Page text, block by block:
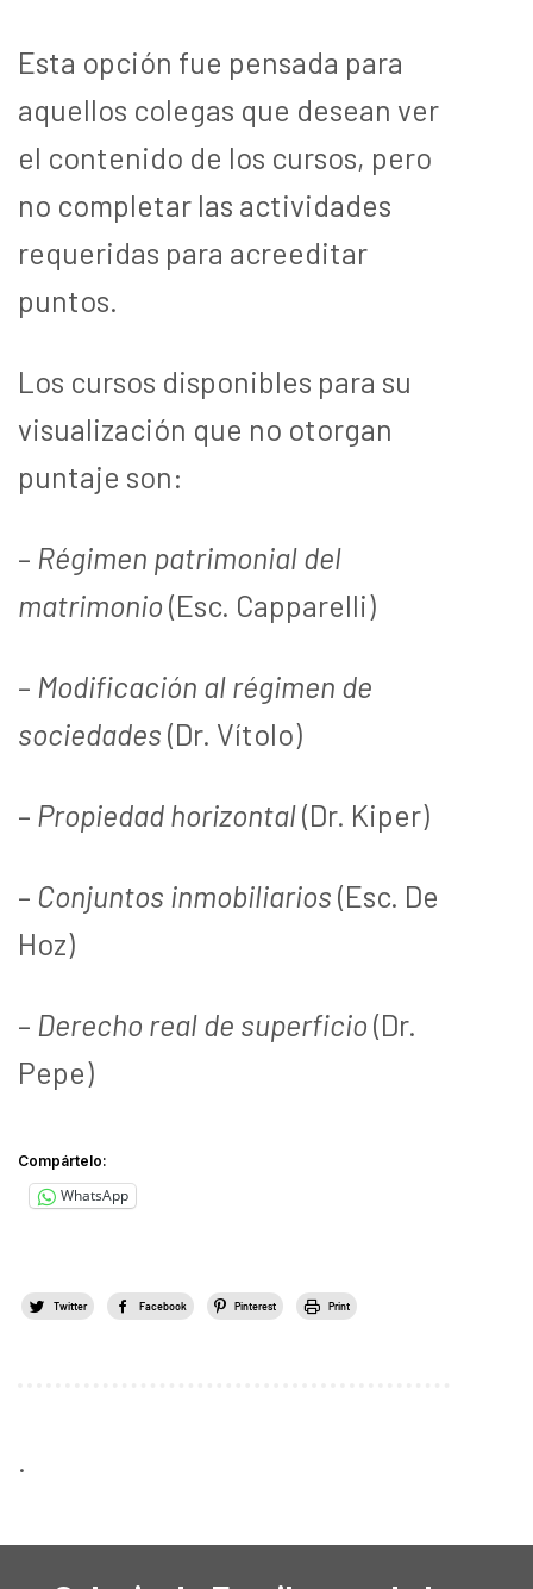
Esta opción fue pensada para
aquellos colegas que desean ver
el contenido de los cursos, pero
no completar las actividades
requeridas para acreeditar
puntos.
Los cursos disponibles para su
visualización que no otorgan
puntaje son:
– Régimen patrimonial del
matrimonio (Esc. Capparelli)
– Modificación al régimen de
sociedades (Dr. Vítolo)
– Propiedad horizontal(Dr. Kiper)
– Conjuntos inmobiliarios (Esc. De
Hoz)
– Derecho real de superficio (Dr.
Pepe)
Compártelo:
WhatsApp
Twitter Facebook Pinterest Print
.